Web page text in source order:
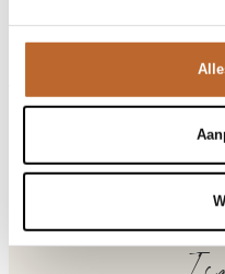
Pasvorm
Productdetails
Productnaam
Productnummer
Mouwlengte
Sluiting
Bij Orangebag ontvang je
zodat je jouw pakket altijd
uur op werkdagen? Dan